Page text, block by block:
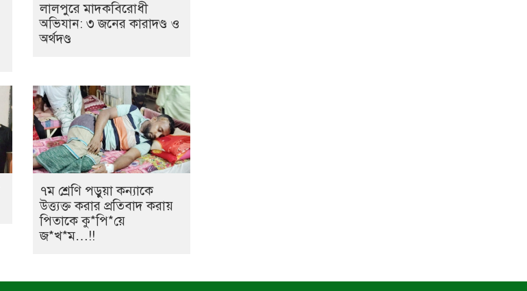
লালপুরে মাদকবিরোধী
অভিযান: ৩ জনের কারাদণ্ড ও
অর্থদণ্ড
৭ম শ্রেণি পড়ুয়া কন্যাকে
উত্ত্যক্ত করার প্রতিবাদ করায়
পিতাকে কু*পি*য়ে
জ*খ*ম…!!